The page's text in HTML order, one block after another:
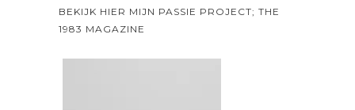
BEKIJK HIER MIJN PASSIE PROJECT; THE
1983 MAGAZINE